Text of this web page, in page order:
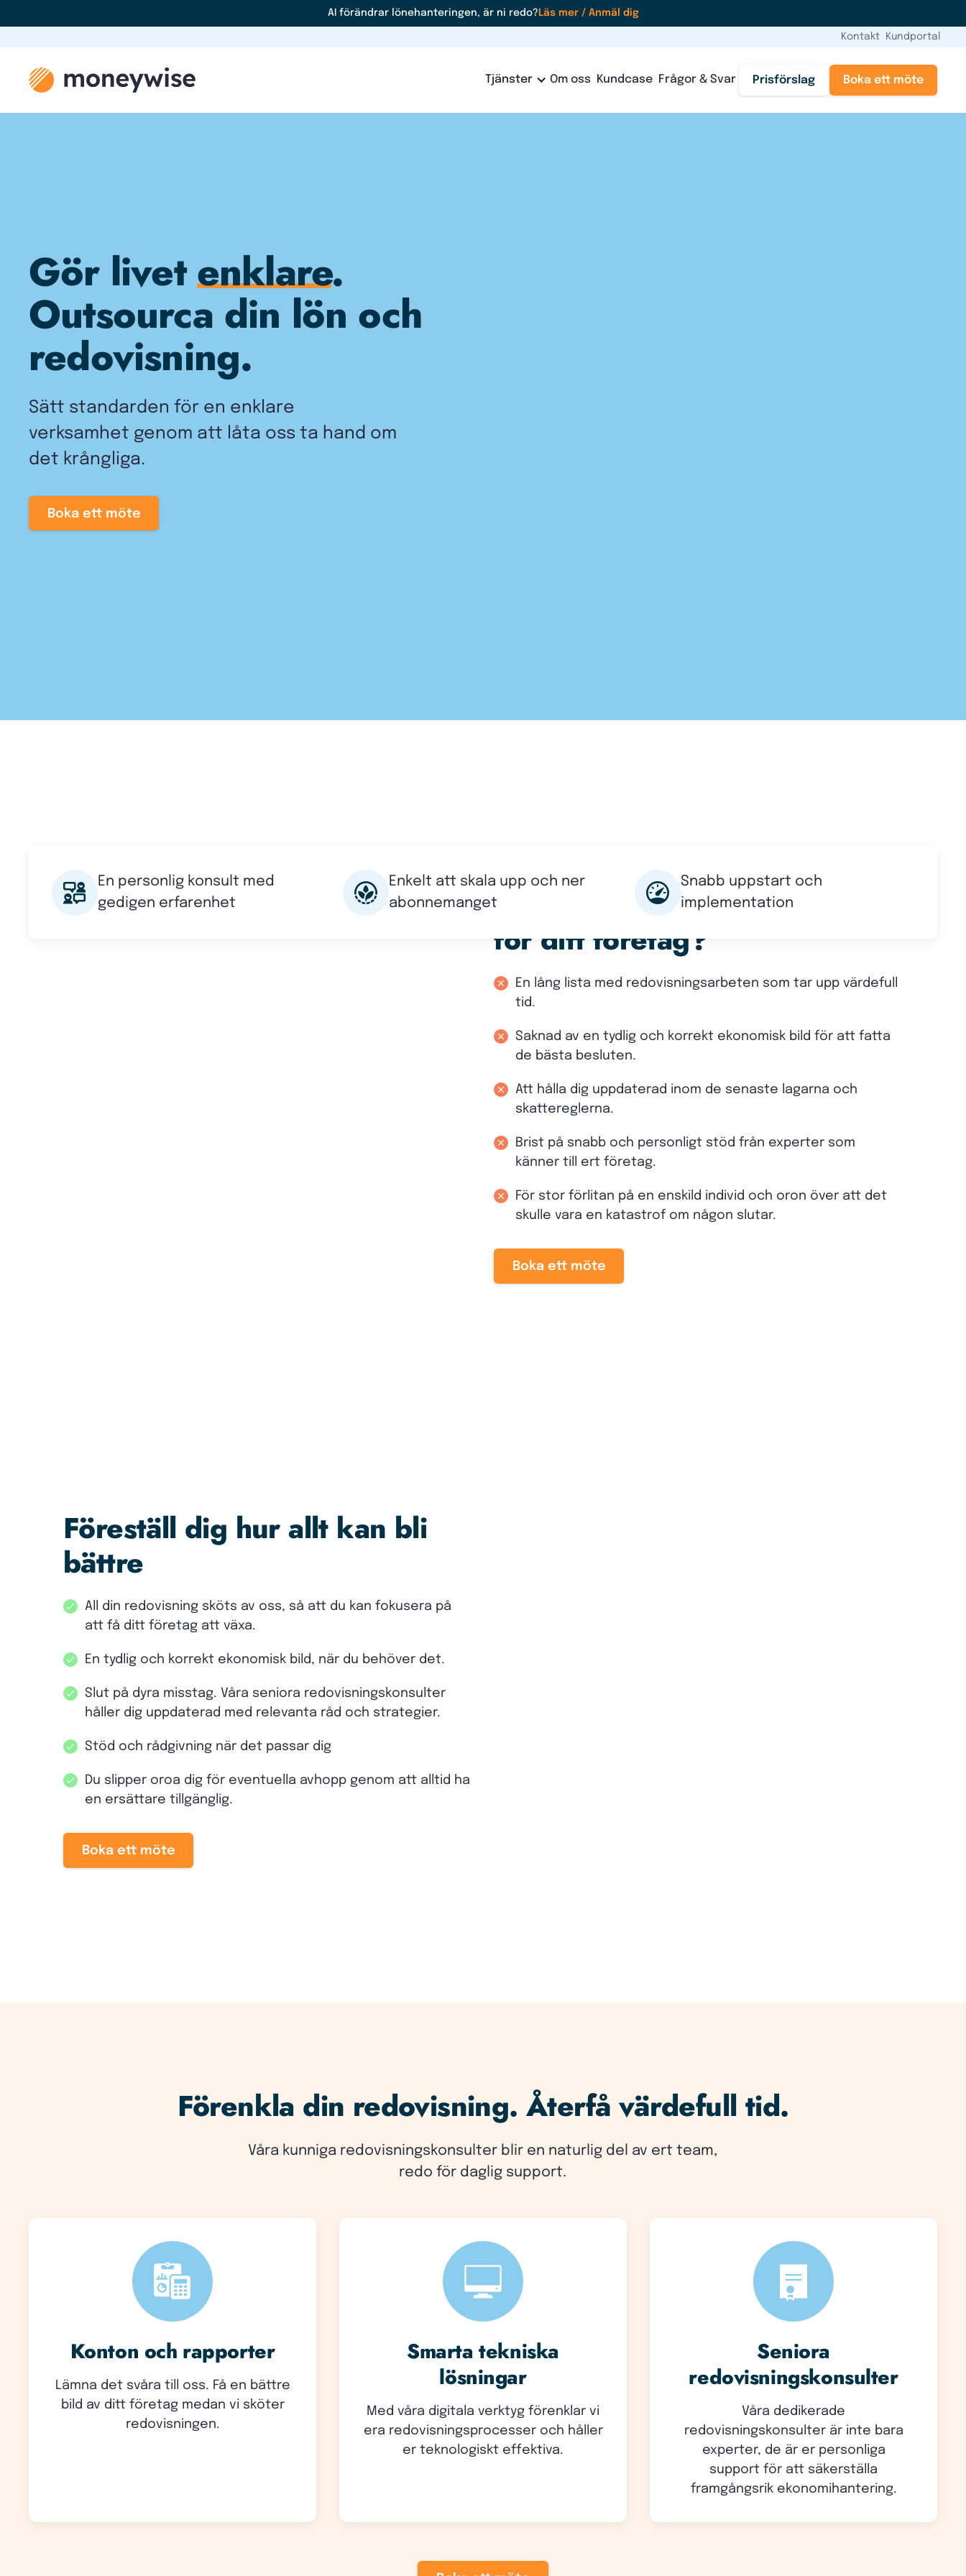
AI förändrar lönehanteringen, är ni redo? Läs mer / Anmäl dig
Kontakt Kundportal
Tjänster Om oss Kundcase Frågor & Svar Prisförslag Boka ett möte
Gör livetenklare.
Outsourca din lön och
redovisning.
Sätt standarden för en enklare
verksamhet genom att låta oss ta hand om
det krångliga.
Boka ett möte
En personlig konsult med
gedigen erfarenhet
Enkelt att skala upp och ner
abonnemanget
Snabb uppstart och
implementation
Är dessa utmaningar vardag
för ditt företag?
En lång lista med redovisningsarbeten som tar upp värdefull
tid.
Saknad av en tydlig och korrekt ekonomisk bild för att fatta
de bästa besluten.
Att hålla dig uppdaterad inom de senaste lagarna och
skattereglerna.
Brist på snabb och personligt stöd från experter som
känner till ert företag.
För stor förlitan på en enskild individ och oron över att det
skulle vara en katastrof om någon slutar.
Boka ett möte
Föreställ dig hur allt kan bli
bättre
All din redovisning sköts av oss, så att du kan fokusera på
att få ditt företag att växa.
En tydlig och korrekt ekonomisk bild, när du behöver det.
Slut på dyra misstag. Våra seniora redovisningskonsulter
håller dig uppdaterad med relevanta råd och strategier.
Stöd och rådgivning när det passar dig
Du slipper oroa dig för eventuella avhopp genom att alltid ha
en ersättare tillgänglig.
Boka ett möte
Förenkla din redovisning. Återfå värdefull tid.
Våra kunniga redovisningskonsulter blir en naturlig del av ert team,
redo för daglig support.
Konton och rapporter
Lämna det svåra till oss. Få en bättre
bild av ditt företag medan vi sköter
redovisningen.
Smarta tekniska
lösningar
Med våra digitala verktyg förenklar vi
era redovisningsprocesser och håller
er teknologiskt effektiva.
Seniora
redovisningskonsulter
Våra dedikerade
redovisningskonsulter är inte bara
experter, de är er personliga
support för att säkerställa
framgångsrik ekonomihantering.